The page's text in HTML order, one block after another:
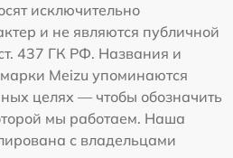
исключительно
и не являются публичной
437 ГК РФ. Названия и
Meizu упоминаются
целях — чтобы обозначить
мы работаем. Наша
с владельцами